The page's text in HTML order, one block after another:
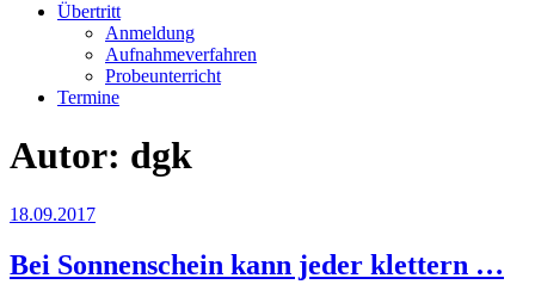
Übertritt
Anmeldung
Aufnahmeverfahren
Probeunterricht
Termine
Autor: dgk
Veröffentlicht
18.09.2017
Bei Sonnenschein kann jeder klettern …